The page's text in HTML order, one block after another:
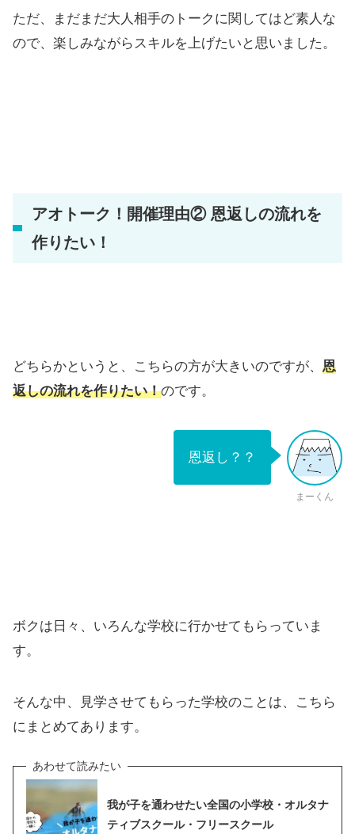
ただ、まだまだ大人相手のトークに関してはど素人な
ので、楽しみながらスキルを上げたいと思いました。
アオトーク！開催理由② 恩返しの流れを
作りたい！
どちらかというと、こちらの方が大きいのですが、 恩
返しの流れを作りたい！のです。
恩返し？？
まーくん
ボクは日々、いろんな学校に行かせてもらっていま
す。
そんな中、見学させてもらった学校のことは、こちら
にまとめてあります。
我が子を通わせたい全国の小学校・オルタナ
ティブスクール・フリースクール